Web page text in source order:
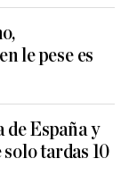
le pese es
de España y
tardas 10